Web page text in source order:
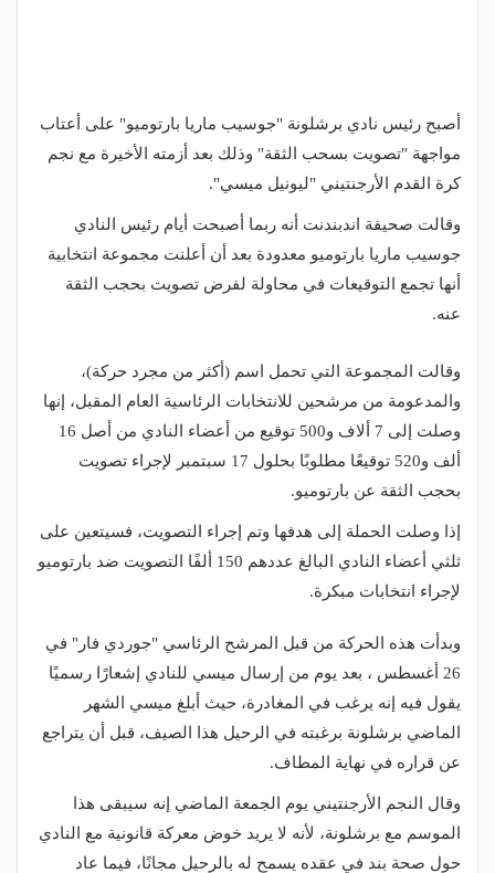
أصبح رئيس نادي برشلونة "جوسيب ماريا بارتوميو" على أعتاب
مواجهة "تصويت بسحب الثقة" وذلك بعد أزمته الأخيرة مع نجم
كرة القدم الأرجنتيني "ليونيل ميسي".
وقالت صحيفة اندبندنت أنه ربما أصبحت أيام رئيس النادي
جوسيب ماريا بارتوميو معدودة بعد أن أعلنت مجموعة انتخابية
أنها تجمع التوقيعات في محاولة لفرض تصويت بحجب الثقة
عنه.
وقالت المجموعة التي تحمل اسم (أكثر من مجرد حركة)،
والمدعومة من مرشحين للانتخابات الرئاسية العام المقبل، إنها
وصلت إلى 7 ألاف و500 توقيع من أعضاء النادي من أصل 16
ألف و520 توقيعًا مطلوبًا بحلول 17 سبتمبر لإجراء تصويت
بحجب الثقة عن بارتوميو.
إذا وصلت الحملة إلى هدفها وتم إجراء التصويت، فسيتعين على
ثلثي أعضاء النادي البالغ عددهم 150 ألفًا التصويت ضد بارتوميو
لإجراء انتخابات مبكرة.
وبدأت هذه الحركة من قبل المرشح الرئاسي "جوردي فار" في
26 أغسطس ، بعد يوم من إرسال ميسي للنادي إشعارًا رسميًا
يقول فيه إنه يرغب في المغادرة، حيث أبلغ ميسي الشهر
الماضي برشلونة برغبته في الرحيل هذا الصيف، قبل أن يتراجع
عن قراره في نهاية المطاف.
وقال النجم الأرجنتيني يوم الجمعة الماضي إنه سيبقى هذا
الموسم مع برشلونة، لأنه لا يريد خوض معركة قانونية مع النادي
حول صحة بند في عقده يسمح له بالرحيل مجانًا، فيما عاد